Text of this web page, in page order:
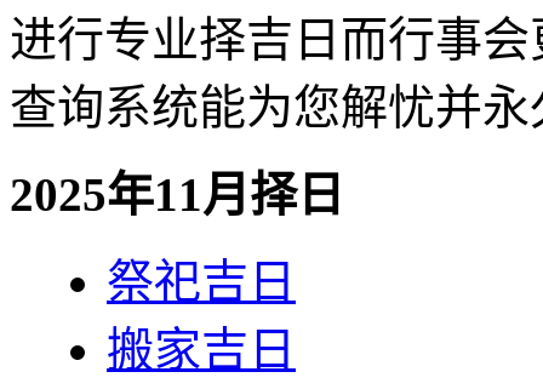
进行专业择吉日而行事
查询系统能为您解忧并
2025年11月择日
祭祀吉日
搬家吉日